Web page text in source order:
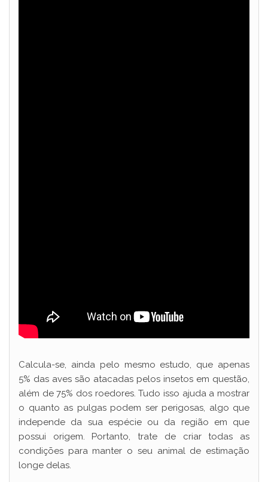
Calcula-se, ainda pelo mesmo estudo, que apenas
5% das aves são atacadas pelos insetos em questão,
além de 75% dos roedores. Tudo isso ajuda a mostrar
o quanto as pulgas podem ser perigosas, algo que
independe da sua espécie ou da região em que
possui origem. Portanto, trate de criar todas as
condições para manter o seu animal de estimação
longe delas.